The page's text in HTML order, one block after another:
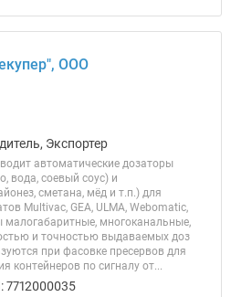
ООО
Экспортер
автоматические дозаторы
вода, соевый соус) и
сметана, мёд и т.п.) для
Multivac, GEA, ULMA, Webomatic,
малогабаритные, многоканальные,
и точностью выдаваемых доз
при фасовке пресервов для
контейнеров по сигналу от...